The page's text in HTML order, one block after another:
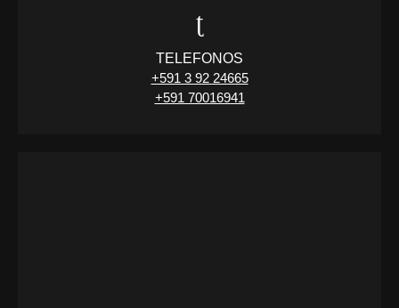
TELEFONOS
+591 3 92 24665
+591 70016941